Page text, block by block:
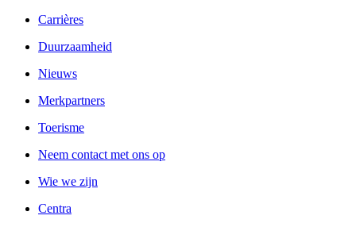
Carrières
Duurzaamheid
Nieuws
Merkpartners
Toerisme
Neem contact met ons op
Wie we zijn
Centra